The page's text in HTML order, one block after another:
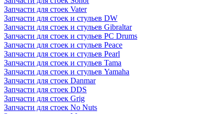
Запчасти для стоек Vater
Запчасти для стоек и стульев DW
Запчасти для стоек и стульев Gibraltar
Запчасти для стоек и стульев PC Drums
Запчасти для стоек и стульев Peace
Запчасти для стоек и стульев Pearl
Запчасти для стоек и стульев Tama
Запчасти для стоек и стульев Yamaha
Запчасти для стоек Danmar
Запчасти для стоек DDS
Запчасти для стоек Grig
Запчасти для стоек No Nuts